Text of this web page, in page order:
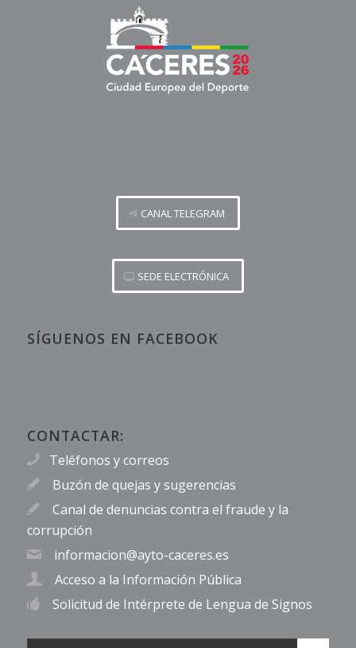
CANAL TELEGRAM
SEDE ELECTRÓNICA
SÍGUENOS EN FACEBOOK
CONTACTAR:
Teléfonos y correos
Buzón de quejas y sugerencias
Canal de denuncias contra el fraude y la
corrupción
informacion@ayto-caceres.es
Acceso a la Información Pública
Solicitud de Intérprete de Lengua de Signos